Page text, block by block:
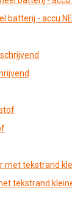
batterij - accu
tekstrand